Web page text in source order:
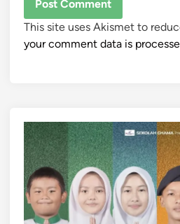
This site uses Akismet to
your comment data is